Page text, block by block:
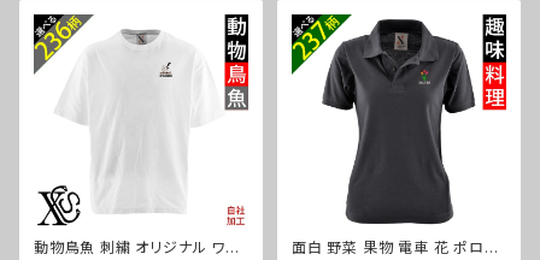
紺 自社ブランド 父の日 お祭り
トップス グッズ 文字 面白い お
もしろ 卒団 記念品 部活 卒業 o
ri-am-tst2-b08-s
サロン 黒 グッズ 柄 柴犬 チワワ
シーズー シュナウザー パグ X-
CLOTHES 猫図鑑 犬図鑑 ori-
a-tao15-b10-s
動物鳥魚 刺繍 オリジナル ワン
面白 野菜 果物 電車 花 ポロシ